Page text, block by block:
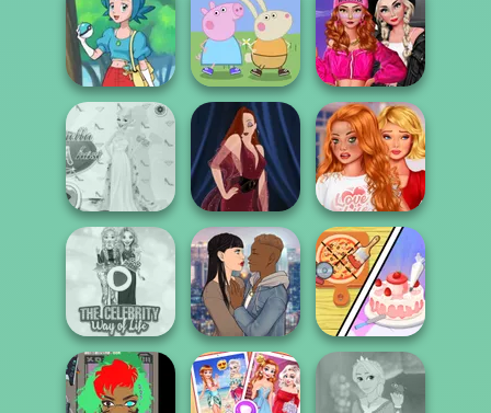
Battle Maidens
The Princess
Sent To The
Futur...
Bestie Birthday
Surprise
Pokegirl
Peppa Pig
Character
Creator
Fashion Wars
Monochrome Vs
Rai...
Princess Gala
Host
Pin-up Jessica
Bestie To The
Rescue Breakup
P...
Dolly's